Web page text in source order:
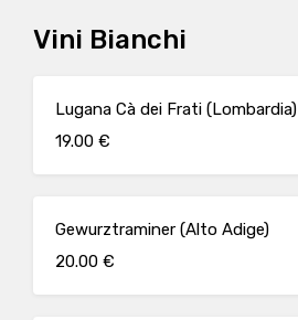
Vini Bianchi
Lugana Cà dei Frati (Lombardia)
19.00 €
Gewurztraminer (Alto Adige)
20.00 €